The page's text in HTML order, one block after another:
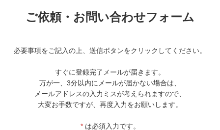
ご依頼・お問い合わせフォーム
必要事項をご記入の上、送信ボタンをクリックしてください。
すぐに登録完了メールが届きます。
万が一、3分以内にメールが届かない場合は、
メールアドレスの入力ミスが考えられますので、
大変お手数ですが、再度入力をお願いします。
*は必須入力です。